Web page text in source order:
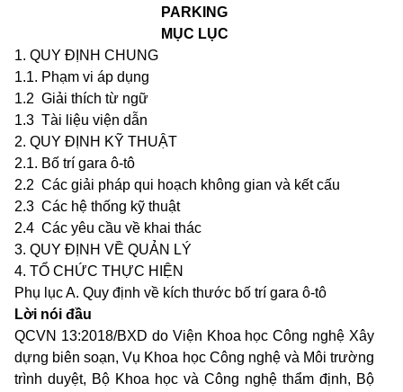
PARKING
MỤC LỤC
1. QUY ĐỊNH CHUNG
1.1. Phạm vi áp dụng
1.2 Giải thích từ ngữ
1.3 Tài liệu viện dẫn
2. QUY ĐỊNH KỸ THUẬT
2.1. Bố trí gara ô-tô
2.2 Các giải pháp qui hoạch không gian và kết cấu
2.3 Các hệ thống kỹ thuật
2.4 Các yêu cầu về khai thác
3. QUY ĐỊNH VỀ QUẢN LÝ
4. TỔ CHỨC THỰC HIỆN
Phụ lục A. Quy định về kích thước bố trí gara ô-tô
Lời nói đầu
QCVN 13:2018/BXD do Viện Khoa học Công nghệ Xây
dựng biên soạn, Vụ Khoa học Công nghệ và Môi trường
trình duyệt, Bộ Khoa học và Công nghệ thẩm định, Bộ